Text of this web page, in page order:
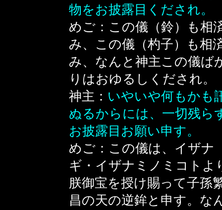
物をお披露目くだされ。
めご：この儀（鈴）も相
み、この儀（杓子）も相
み、なんと神主この儀ば
りはおゆるしくだされ。
神主： いやいや何もかも
ぬるからには、一切残ら
お披露目お願い申す。
めご：この儀は、イザナ
ギ・イザナミノミコトよ
朕御宝を授け賜って子孫
昌の天の逆鉾と申す。な